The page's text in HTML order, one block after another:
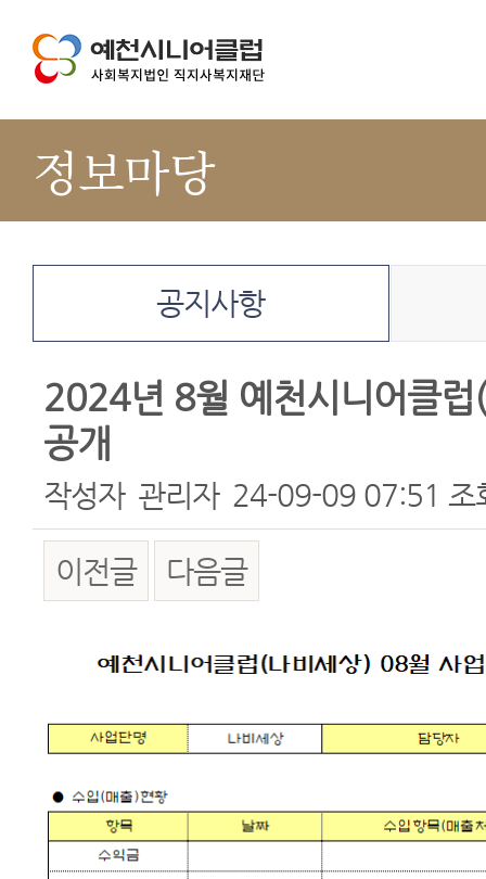
정보마당
공지사항
2024년 8월 예천시니어클럽
공개
작성자 관리자 24-09-09 07:51 조
이전글 다음글